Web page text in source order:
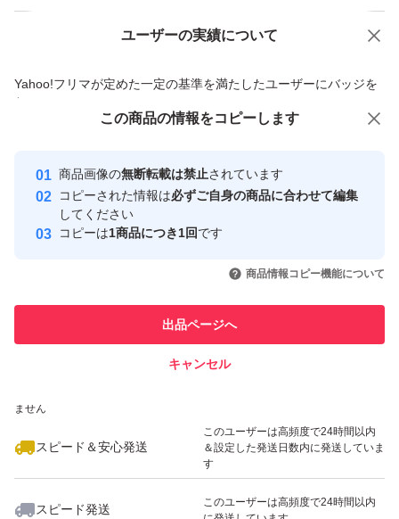
ユーザーの実績について
Yahoo!フリマが定めた一定の基準を満たしたユーザーにバッジを
付与しています
安心取引出品者
心・安全なユーザーです
取引実績
引を完了させた実績があります
での取引実績があります
ません
スピード＆安心発送
このユーザーは高頻度で24時間以内
＆設定した発送日数内に発送していま
す
スピード発送
このユーザーは高頻度で24時間以内
価格の相談 商品への質問
この商品の情報をコピーします
商品画像の無断転載は禁止されています
コピーされた情報は必ずご自身の商品に合わせて編集
してください
コピーは1商品につき1回です
商品情報コピー機能について
出品ページへ
キャンセル
この商品をみている人にオススメ